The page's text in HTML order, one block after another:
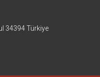
34394 Türkiye